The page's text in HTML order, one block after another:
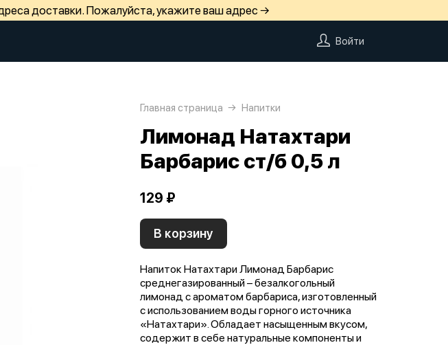
доставки. Пожалуйста, укажите ваш адрес →
Войти
Главная страница Напитки
Лимонад Натахтари
Барбарис ст/б 0,5 л
129 ₽
В корзину
Напиток Натахтари Лимонад Барбарис
среднегазированный – безалкогольный
лимонад с ароматом барбариса, изготовленный
с использованием воды горного источника
«Натахтари». Обладает насыщенным вкусом,
содержит в себе натуральные компоненты и